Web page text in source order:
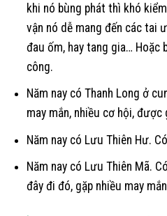
khi nó bùng phát thì khó
vận nó dễ mang đến các tai
đau ốm, hay tang gia… Hoặc
công.
Năm nay có Thanh Long ở
may mắn, nhiều cơ hội, được
Năm nay có Lưu Thiên Hư.
Năm nay có Lưu Thiên Mã.
đây đi đó, gặp nhiều may